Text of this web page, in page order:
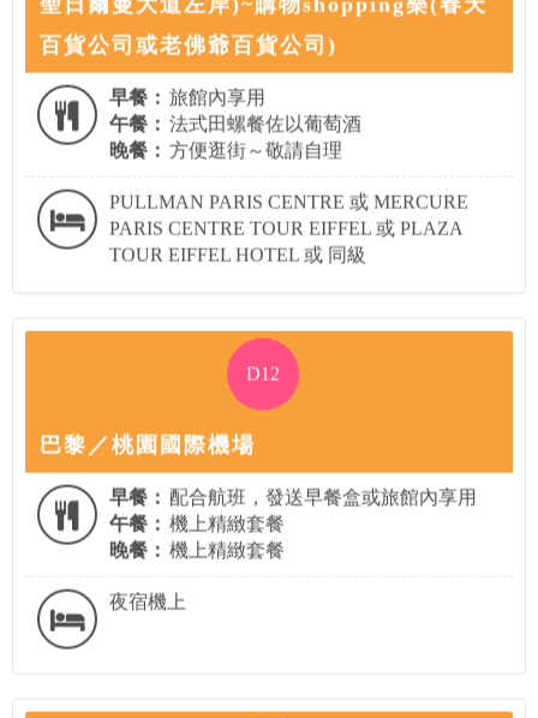
百貨公司或老佛爺百貨公司)
早餐： 旅館內享用
午餐： 法式田螺餐佐以葡萄酒
晚餐： 方便逛街～敬請自理
PULLMAN PARIS CENTRE 或 MERCURE
PARIS CENTRE TOUR EIFFEL 或 PLAZA
TOUR EIFFEL HOTEL 或 同級
D12
巴黎／桃園國際機場
早餐： 配合航班，發送早餐盒或旅館內享用
午餐： 機上精緻套餐
晚餐： 機上精緻套餐
夜宿機上